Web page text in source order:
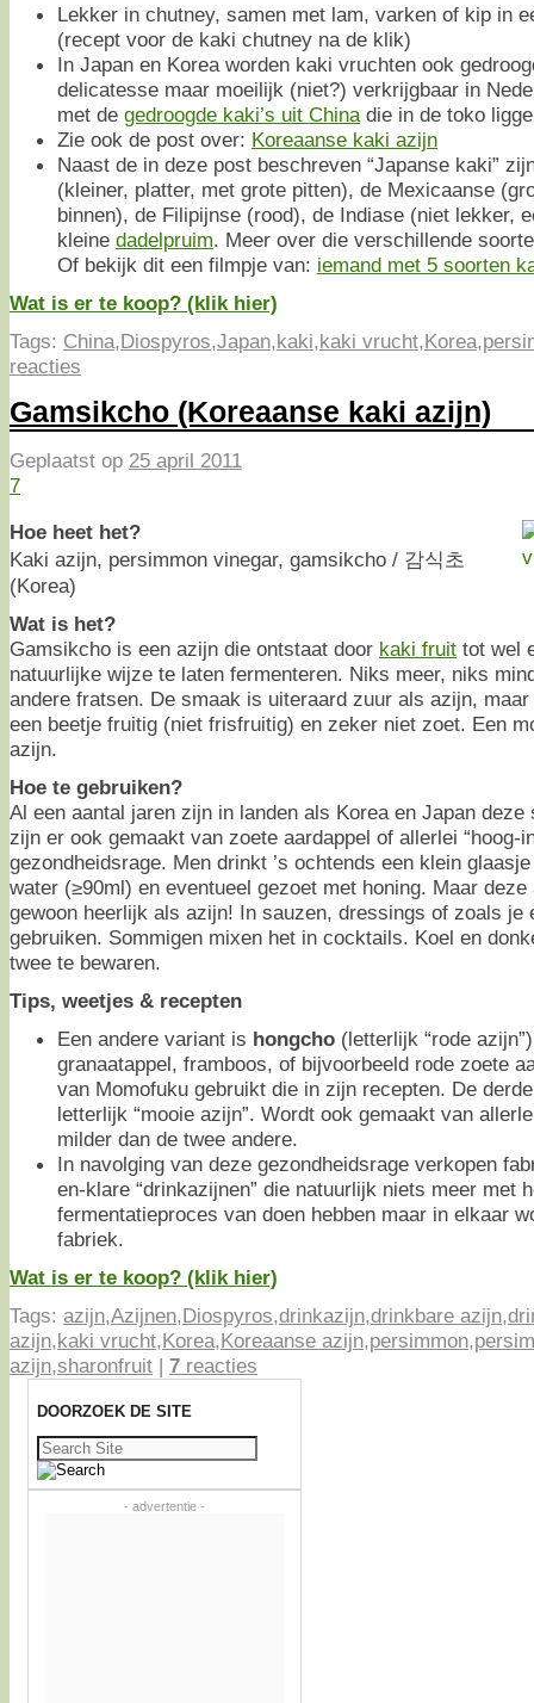
Lekker in chutney, samen met lam, varken of kip in
(recept voor de kaki chutney na de klik)
In Japan en Korea worden kaki vruchten ook
delicatesse maar moeilijk (niet?) verkrijgbaar in
met de gedroogde kaki’s uit China die in de toko
Zie ook de post over: Koreaanse kaki azijn
Naast de in deze post beschreven “Japanse kaki”
(kleiner, platter, met grote pitten), de Mexicaanse
binnen), de Filipijnse (rood), de Indiase (niet lekker,
kleine dadelpruim. Meer over die verschillende
Of bekijk dit een filmpje van: iemand met 5 soorten
Wat is er te koop? (klik hier)
Tags: China,Diospyros,Japan,kaki,kaki vrucht,Korea,
reacties
Gamsikcho (Koreaanse kaki azijn)
Geplaatst op 25 april 2011
7
Hoe heet het?
Kaki azijn, persimmon vinegar, gamsikcho / 감식초
(Korea)
Wat is het?
Gamsikcho is een azijn die ontstaat door kaki fruit tot wel
natuurlijke wijze te laten fermenteren. Niks meer, niks
andere fratsen. De smaak is uiteraard zuur als azijn,
een beetje fruitig (niet frisfruitig) en zeker niet zoet. Een
azijn.
Hoe te gebruiken?
Al een aantal jaren zijn in landen als Korea en Japan
zijn er ook gemaakt van zoete aardappel of allerlei “hoog-
gezondheidsrage. Men drinkt ’s ochtends een klein
water (≥90ml) en eventueel gezoet met honing. Maar
gewoon heerlijk als azijn! In sauzen, dressings of zoals je
gebruiken. Sommigen mixen het in cocktails. Koel en
twee te bewaren.
Tips, weetjes & recepten
Een andere variant is hongcho (letterlijk “rode
granaatappel, framboos, of bijvoorbeeld rode zoete
van Momofuku gebruikt die in zijn recepten. De
letterlijk “mooie azijn”. Wordt ook gemaakt van
milder dan de twee andere.
In navolging van deze gezondheidsrage verkopen
en-klare “drinkazijnen” die natuurlijk niets meer met
fermentatieproces van doen hebben maar in elkaar
fabriek.
Wat is er te koop? (klik hier)
Tags: azijn,Azijnen,Diospyros,drinkazijn,drinkbare azijn,
azijn,kaki vrucht,Korea,Koreaanse azijn,persimmon,
azijn,sharonfruit | 7 reacties
DOORZOEK DE SITE
Zoeken
naar:
- advertentie -